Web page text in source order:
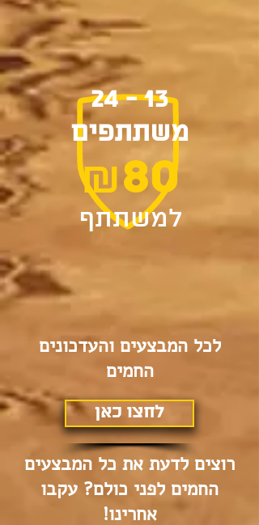
13 - 24
משתתפים
₪80
למשתתף
לכל המבצעים והעדכונים
החמים
לחצו כאן
רוצים לדעת את כל המבצעים
החמים לפני כולם? עקבו
אחרינו!